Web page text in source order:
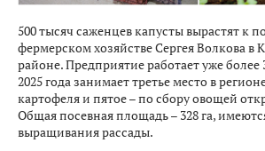
500 тысяч саженцев капусты вырастят к
фермерском хозяйстве Сергея Волкова
районе. Предприятие работает уже более
2025 года занимает третье место в
картофеля и пятое – по сбору овощей
Общая посевная площадь – 328 га,
выращивания рассады.